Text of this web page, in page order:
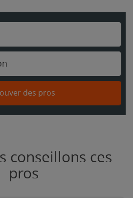
des pros
conseillons ces
pros